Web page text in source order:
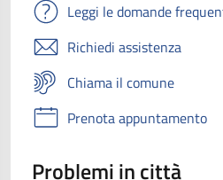
Leggi le domande
Richiedi assistenza
Chiama il comune
Prenota appuntamento
Problemi in città